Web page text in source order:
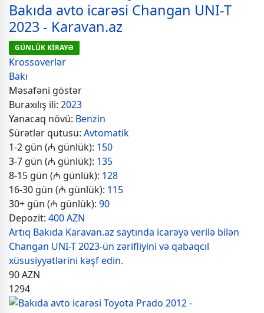
Bakıda avto icarəsi Changan UNI-T
2023 - Karavan.az
GÜNLÜK KİRAYƏ
Krossoverlər
Bakı
Məsafəni göstər
Buraxılış ili: 2023
Yanacaq növü: Benzin
Sürətlər qutusu: Avtomatik
1-2 gün (₼ günlük): 150
3-7 gün (₼ günlük): 135
8-15 gün (₼ günlük): 128
16-30 gün (₼ günlük): 115
30+ gün (₼ günlük): 90
Depozit: 400 AZN
Artıq Bakıda Karavan.az saytında icarəyə verilə bilən
Changan UNI-T 2023-ün zərifliyini və qabaqcıl
xüsusiyyətlərini kəşf edin.
90AZN
1294